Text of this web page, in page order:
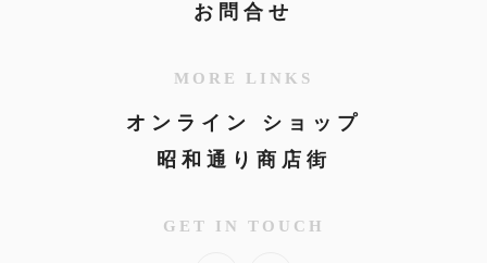
お問合せ
MORE LINKS
オンライン ショップ
昭和通り商店街
GET IN TOUCH